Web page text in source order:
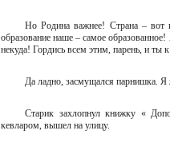
Но Родина важнее! Страна –
образование наше – самое
некуда! Гордись всем этим, парень, и
Да ладно, засмущался парнишка.
Старик захлопнул книжку «
кевларом, вышел на улицу.